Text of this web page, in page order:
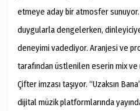
etmeye aday bir atmosfer sunuyor.
duygularla dengelerken,
deneyimi vadediyor. Aranjesi ve
tarafından üstlenilen eserin mix ve
Çifter imzası taşıyor. “Uzaksın
dijital müzik platformlarında